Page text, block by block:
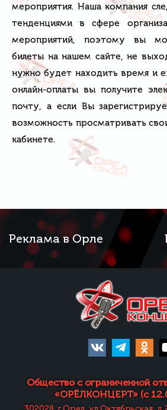
мероприятия. Наша компания
тенденциями в сфере
мероприятий, поэтому вы
билеты на нашем сайте, не
нужно будет находить время и
онлайн-оплаты вы получите
почту, а если Вы
возможность просматривать
кабинете.
Реклама в Орле
Общество с ограниченной
«ОРЁЛКОНЦЕРТ» (с